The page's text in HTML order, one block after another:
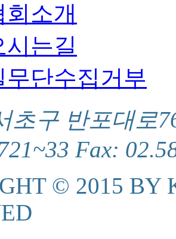
소개
는길
무단수집거부
초구 반포대로
Fax:
© 2015 BY